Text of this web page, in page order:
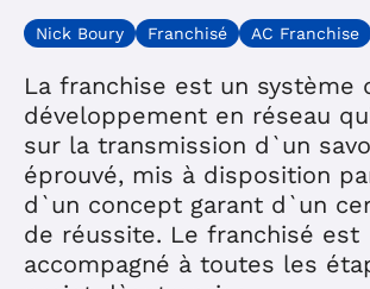
Nick Boury Franchisé AC Franchise
La franchise est un système
développement en réseau
sur la transmission d`un
éprouvé, mis à disposition
d`un concept garant d`un
de réussite. Le franchisé est
accompagné à toutes les